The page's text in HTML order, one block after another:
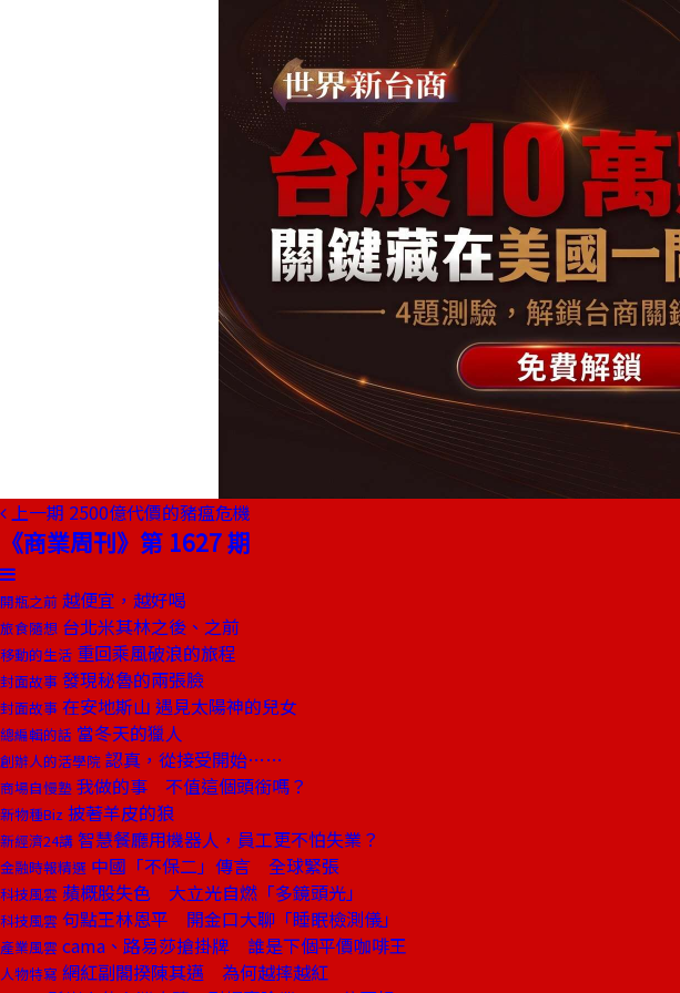
上一期 2500億代價的豬瘟危機
《商業周刊》第 1627 期
開瓶之前 越便宜，越好喝
旅食隨想 台北米其林之後、之前
移動的生活 重回乘風破浪的旅程
封面故事 發現秘魯的兩張臉
封面故事 在安地斯山 遇見太陽神的兒女
總編輯的話 當冬天的獵人
創辦人的活學院 認真，從接受開始……
商場自慢塾 我做的事 不值這個頭銜嗎？
新物種Biz 披著羊皮的狼
新經濟24講 智慧餐廳用機器人，員工更不怕失業？
金融時報精選 中國「不保二」傳言 全球緊張
科技風雲 蘋概股失色 大立光自燃「多鏡頭光」
科技風雲 句點王林恩平 開金口大聊「睡眠檢測儀」
產業風雲 cama、路易莎搶掛牌 誰是下個平價咖啡王
人物特寫 網紅副閣揆陳其邁 為何越摔越紅